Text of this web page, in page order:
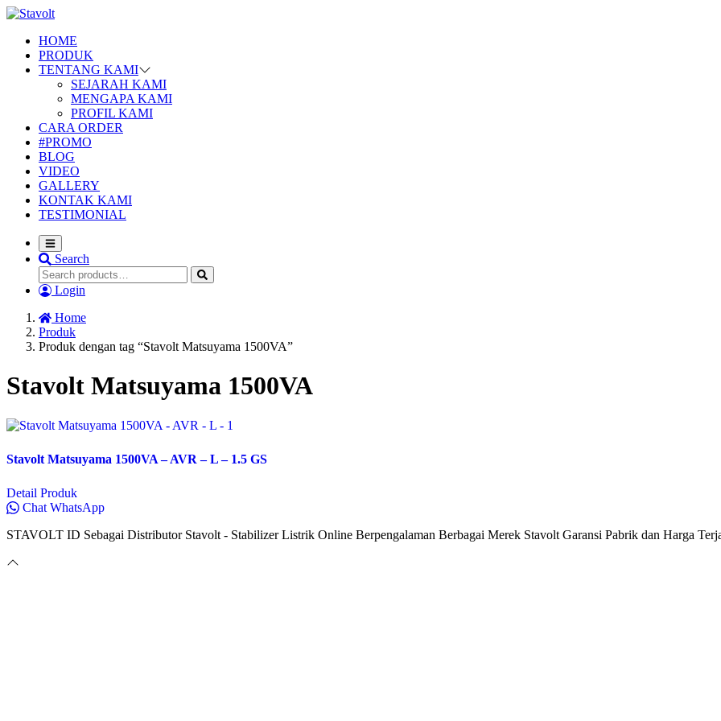
HOME
PRODUK
TENTANG KAMI
SEJARAH KAMI
MENGAPA KAMI
PROFIL KAMI
CARA ORDER
#PROMO
BLOG
VIDEO
GALLERY
KONTAK KAMI
TESTIMONIAL
Search
Login
Home
Produk
Produk dengan tag “Stavolt Matsuyama 1500VA”
Stavolt Matsuyama 1500VA
Stavolt Matsuyama 1500VA – AVR – L – 1.5 GS
Detail Produk
Chat WhatsApp
STAVOLT ID Sebagai Distributor Stavolt - Stabilizer Listrik Online Berpengalaman Berbagai Merek Stavolt Garansi Pabrik dan Harga